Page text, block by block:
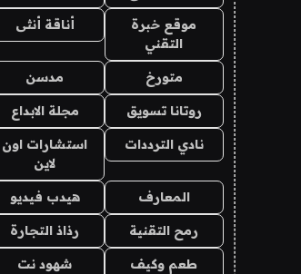
موقع خبرة
التقني
أناقة أنثى
متورخ مدسن
روتانا تسويق مجلة الابداع
نادي الترددات
استشارات اون
لاين
المعارف هيدب فيديو
رمح التقنية رذاذ التجارة
طعم وكيف شهود نت